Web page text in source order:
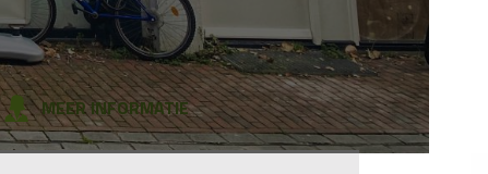
MEER INFORMATIE